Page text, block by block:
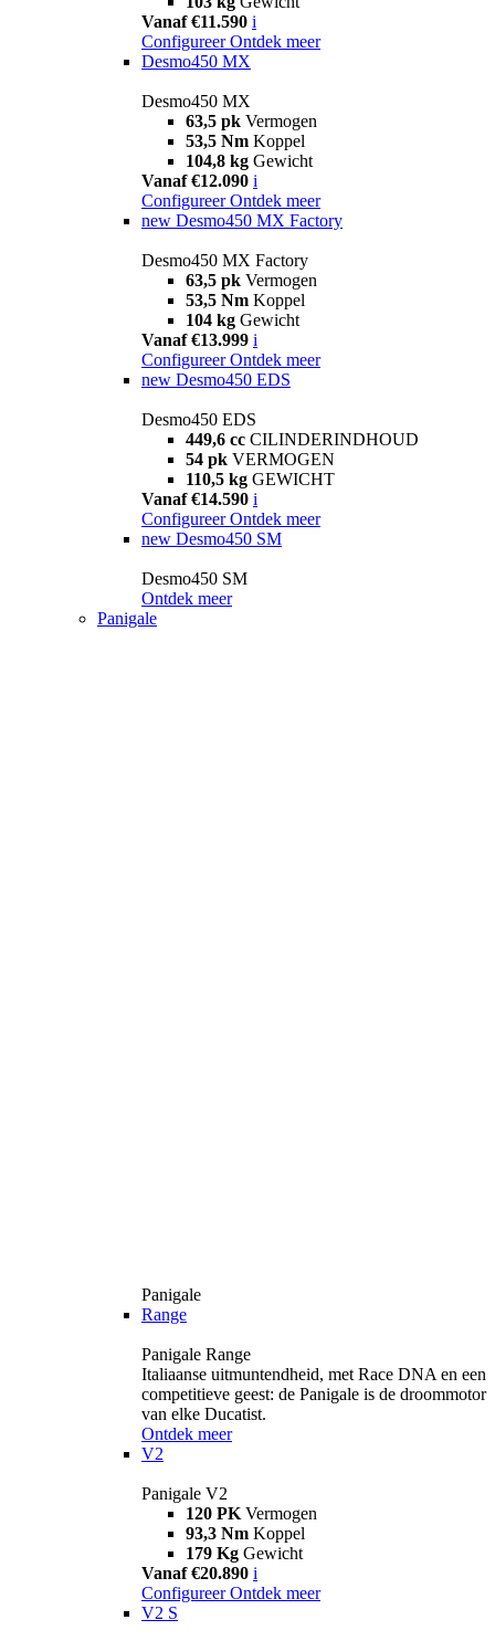
Vanaf €11.590 i
Configureer Ontdek meer
Desmo450 MX
Desmo450 MX
63,5 pk Vermogen
53,5 Nm Koppel
104,8 kg Gewicht
Vanaf €12.090 i
Configureer Ontdek meer
new Desmo450 MX Factory
Desmo450 MX Factory
63,5 pk Vermogen
53,5 Nm Koppel
104 kg Gewicht
Vanaf €13.999 i
Configureer Ontdek meer
new Desmo450 EDS
Desmo450 EDS
449,6 cc CILINDERINDHOUD
54 pk VERMOGEN
110,5 kg GEWICHT
Vanaf €14.590 i
Configureer Ontdek meer
new Desmo450 SM
Desmo450 SM
Ontdek meer
Panigale
Panigale
Range
Panigale Range
Italiaanse uitmuntendheid, met Race DNA en een
competitieve geest: de Panigale is de droommotor
van elke Ducatist.
Ontdek meer
V2
Panigale V2
120 PK Vermogen
93,3 Nm Koppel
179 Kg Gewicht
Vanaf €20.890 i
Configureer Ontdek meer
V2 S